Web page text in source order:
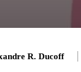
R. Ducoff